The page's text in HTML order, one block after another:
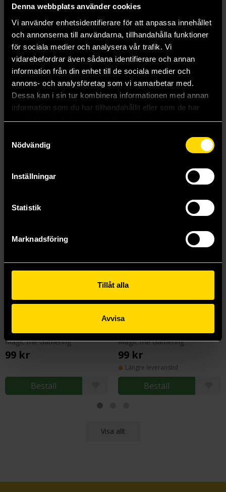
Denna webbplats använder cookies
Vi använder enhetsidentifierare för att anpassa innehållet
och annonserna till användarna, tillhandahålla funktioner
för sociala medier och analysera vår trafik. Vi
vidarebefordrar även sådana identifierare och annan
information från din enhet till de sociala medier och
annons- och analysföretag som vi samarbetar med.
Dessa kan i sin tur kombinera informationen med annan
information som du har tillhandahållit eller som de har
samlat in när du har använt deras tjänster.
Nödvändig
Inställningar
Statistik
Marknadsföring
Tillåt alla
Avvisa
creatures.
journey begins here. Delight young dragon enthusiasts and
inspire a lifelong love of adventure with this magical book.
INSPIRATION FOR DUNGEON MASTERS: Both new and
experienced Dungeon Masters will find a treasure trove of
knowledge in this book. Every page is filled with extraordinary
D&D campaigns.
LAVISHLY ILLUSTRATED: Behold majestic art on every page,
drawn by some of the most beloved fantasy artists of today!
Magic the Gathering
99 kr
Beställ
MTG: Marvel Super Heroes - Jumpstart Booster
Magic the Gathering
99 kr
Längre leveranstid
Beställ
Visa allt